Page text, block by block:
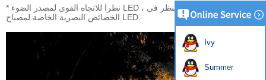
* نظرا للاتجاه القوي لمصدر الضوء LED ، يحتاج تصميم الإنارة إلى النظر في
الخصائص البصرية الخاصة لمصباح LED.
Ivy
Summer